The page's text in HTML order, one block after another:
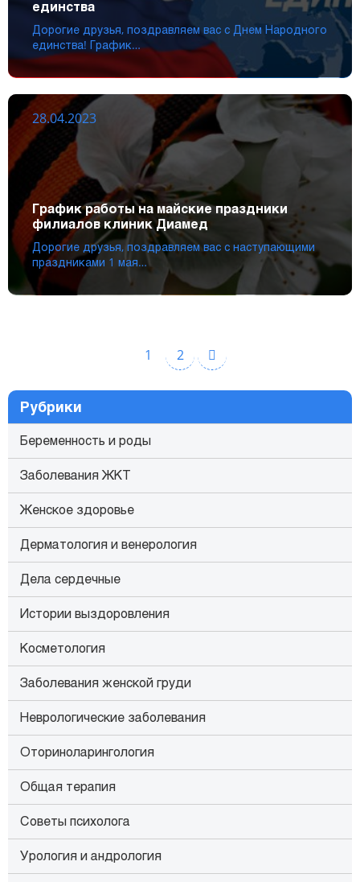
единства
Дорогие друзья, поздравляем вас с Днем Народного
единства! График…
28.04.2023
График работы на майские праздники
филиалов клиник Диамед
Дорогие друзья, поздравляем вас с наступающими
праздниками 1 мая…
1 2
Рубрики
Беременность и роды
Заболевания ЖКТ
Женское здоровье
Дерматология и венерология
Дела сердечные
Истории выздоровления
Косметология
Заболевания женской груди
Неврологические заболевания
Оториноларингология
Общая терапия
Советы психолога
Урология и андрология